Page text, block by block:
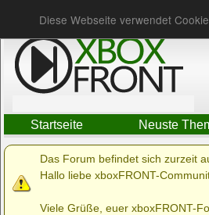
Diese Webseite verwendet
Du bist nicht angemeldet. Anmelden
Startseite Neuste
Das Forum befindet sich zurzeit
Hallo liebe xboxFRONT-
Viele Grüße, euer xboxFRONT-